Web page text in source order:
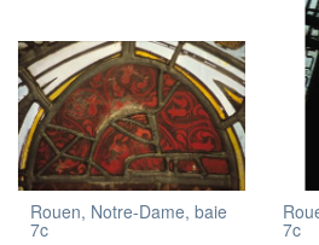
Rouen, Notre-Dame, baie
7c 7c